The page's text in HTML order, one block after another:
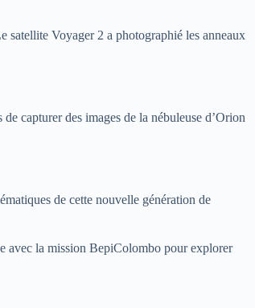
satellite Voyager 2 a photographié les anneaux
capturer des images de la nébuleuse d’Orion
de cette nouvelle génération de
avec la mission BepiColombo pour explorer